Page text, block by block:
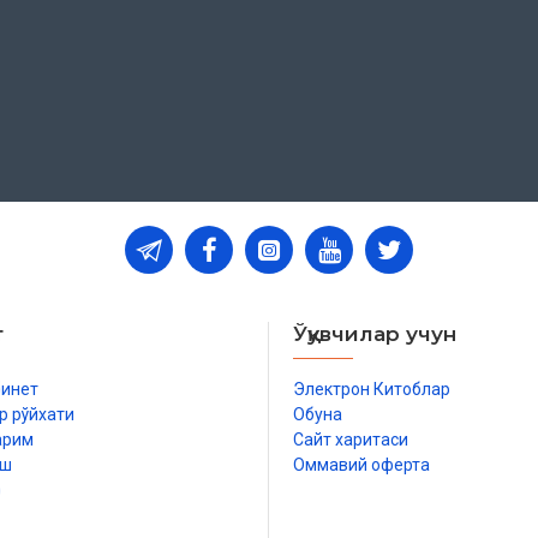
рўйхати
Ўқувчилар учун
Электрон Китоблар
Обуна
Сайт харитаси
Оммавий оферта